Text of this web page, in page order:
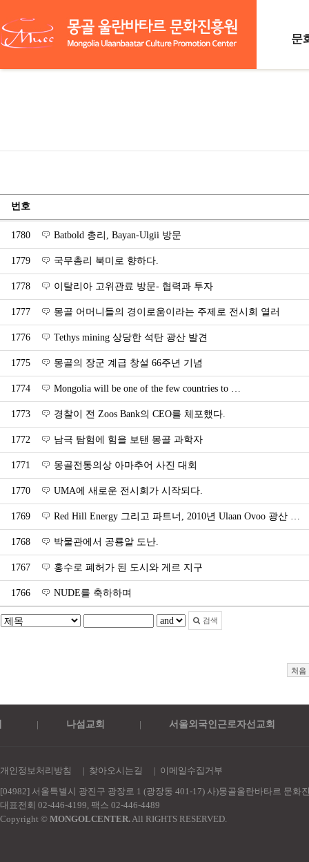
문
함
번호
1780 Batbold 총리, Bayan-Ulgii 방문
1779 국무총리 북미로 향하다.
1778 이탈리아 고위관료 방문- 협력과 투자
1777 몽골 어머니들의 경이로움이라는 주제로 전시회 열러
1776 Tethys mining 상당한 석탄 광산 발견
1775 몽골의 장군 계급 창설 66주년 기념
1774 Mongolia will be one of the few countries to …
1773 경찰이 전 Zoos Bank의 CEO를 체포했다.
1772 남극 탐험에 힘을 보탠 몽골 과학자
1771 몽골전통의상 아마추어 사진 대회
1770 UMA에 새로운 전시회가 시작되다.
1769 Red Hill Energy 그리고 파트너, 2010년 Ulaan Ovoo 광산 …
1768 박물관에서 공룡알 도난.
1767 홍수로 폐허가 된 도시와 게르 지구
1766 NUDE를 축하하며
검색
처음
나섬교회 서울외국인근로자선교회
개인정보처리방침 | 찾아오시는길 | 이메일수집거부
[04982] 서울특별시 광진구 광장로 1 (광장동 401-17) 사)몽골울란바타르 문화
대표전회 02-446-4199, 팩스 02-446-4489
Copyright © MONGOLCENTER.All RIGHTS RESERVED.